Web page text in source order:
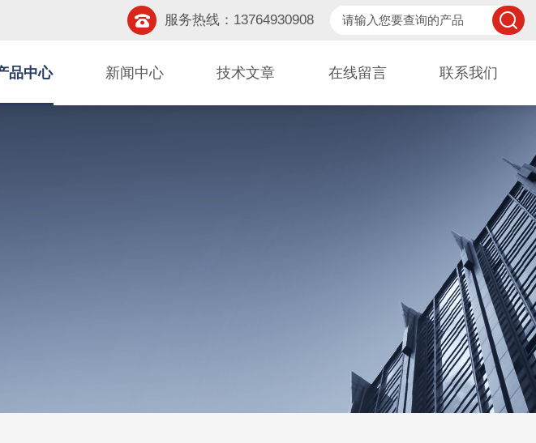
服务热线：13764930908
品中心 新闻中心 技术文章 在线留言 联系我们